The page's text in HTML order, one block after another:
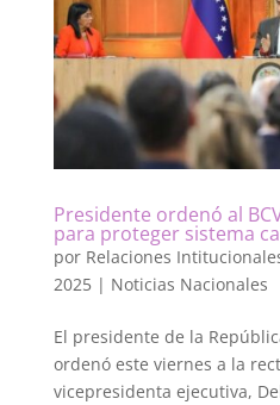
Presidente ordenó al
para proteger sistema
por Relaciones
2025| Noticias Nacionales
El presidente de la
ordenó este viernes a la
vicepresidenta ejecutiva,